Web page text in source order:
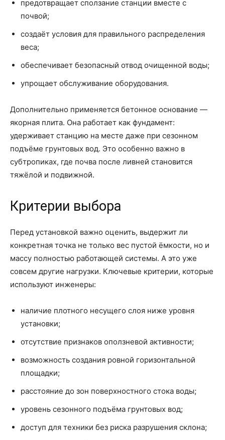
предотвращает сползание станции вместе с
почвой;
создаёт условия для правильного распределения
веса;
обеспечивает безопасный отвод очищенной воды;
упрощает обслуживание оборудования.
Дополнительно применяется бетонное основание —
якорная плита. Она работает как фундамент:
удерживает станцию на месте даже при сезонном
подъёме грунтовых вод. Это особенно важно в
субтропиках, где почва после ливней становится
тяжёлой и подвижной.
Критерии выбора
Перед установкой важно оценить, выдержит ли
конкретная точка не только вес пустой ёмкости, но и
массу полностью работающей системы. А это уже
совсем другие нагрузки. Ключевые критерии, которые
используют инженеры:
наличие плотного несущего слоя ниже уровня
установки;
отсутствие признаков оползневой активности;
возможность создания ровной горизонтальной
площадки;
расстояние до зон поверхностного стока воды;
уровень сезонного подъёма грунтовых вод;
доступ для техники без риска разрушения склона;